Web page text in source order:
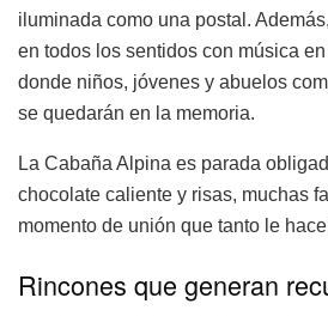
iluminada como una postal.
en todos los sentidos con música
donde niños, jóvenes y abuelos
se quedarán en la memoria.
La Cabaña Alpina es parada
chocolate caliente y risas, muchas
momento de unión que tanto le
Rincones que generan